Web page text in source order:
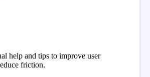
help and tips to improve user
friction.